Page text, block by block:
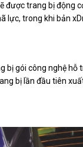
được trang bị động
lực, trong khi bản
bị gói công nghệ
bị lần đầu tiên